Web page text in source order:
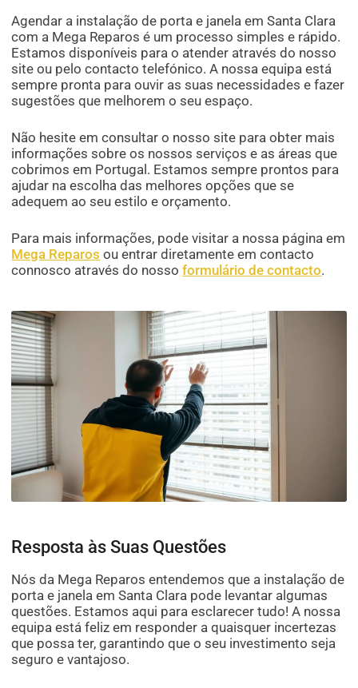
Agendar a instalação de porta e janela em Santa Clara
com a Mega Reparos é um processo simples e rápido.
Estamos disponíveis para o atender através do nosso
site ou pelo contacto telefónico. A nossa equipa está
sempre pronta para ouvir as suas necessidades e fazer
sugestões que melhorem o seu espaço.
Não hesite em consultar o nosso site para obter mais
informações sobre os nossos serviços e as áreas que
cobrimos em Portugal. Estamos sempre prontos para
ajudar na escolha das melhores opções que se
adequem ao seu estilo e orçamento.
Para mais informações, pode visitar a nossa página em
Mega Reparos ou entrar diretamente em contacto
connosco através do nossoformulário de contacto.
Resposta às Suas Questões
Nós da Mega Reparos entendemos que a instalação de
porta e janela em Santa Clara pode levantar algumas
questões. Estamos aqui para esclarecer tudo! A nossa
equipa está feliz em responder a quaisquer incertezas
que possa ter, garantindo que o seu investimento seja
seguro e vantajoso.